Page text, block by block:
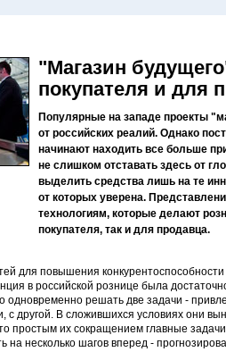
"Магазин
покупателя и для
Популярные на западе проекты
от российских реалий. Однако
начинают находить все больше
не слишком отставать здесь от
выделить средства лишь на те
от которых уверена.
технологиям, которые делают
покупателя, так и для продавца.
для повышения
в российской рознице была
одновременно решать две задачи -
с другой. В сложившихся условиях они
простым их сокращением главные
на несколько шагов вперед -